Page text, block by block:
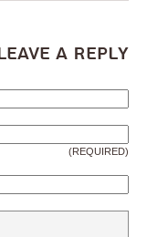
a Reply
(REQUIRED)